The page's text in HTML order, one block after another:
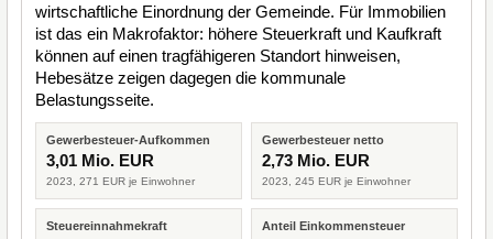
wirtschaftliche Einordnung der Gemeinde. Für Immobilien
ist das ein Makrofaktor: höhere Steuerkraft und Kaufkraft
können auf einen tragfähigeren Standort hinweisen,
Hebesätze zeigen dagegen die kommunale
Belastungsseite.
Gewerbesteuer-Aufkommen
3,01 Mio. EUR
2023, 271 EUR je Einwohner
Gewerbesteuer netto
2,73 Mio. EUR
2023, 245 EUR je Einwohner
Steuereinnahmekraft Anteil Einkommensteuer